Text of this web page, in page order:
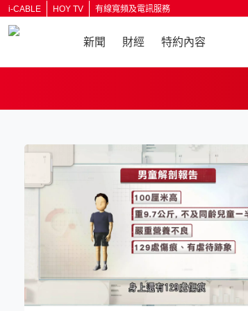
i-CABLE HOY TV 有線寬頻及電訊服務
新聞 財經 特約內容